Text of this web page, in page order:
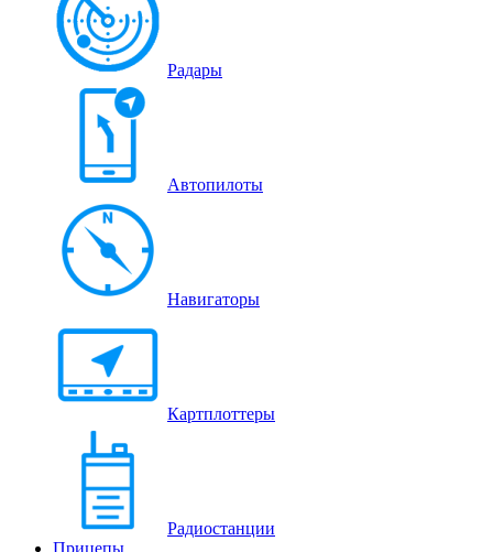
Радары
Автопилоты
Навигаторы
Картплоттеры
Радиостанции
Прицепы